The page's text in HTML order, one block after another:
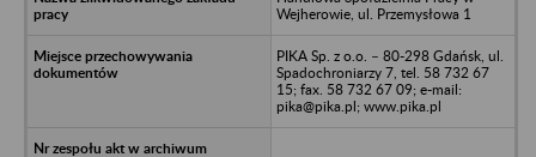
Wejherowie, ul. Przemysłowa 1
PIKA Sp. z o.o. – 80-298 Gdańsk, ul.
Spadochroniarzy 7, tel. 58 732 67
15; fax. 58 732 67 09; e-mail:
pika@pika.pl; www.pika.pl